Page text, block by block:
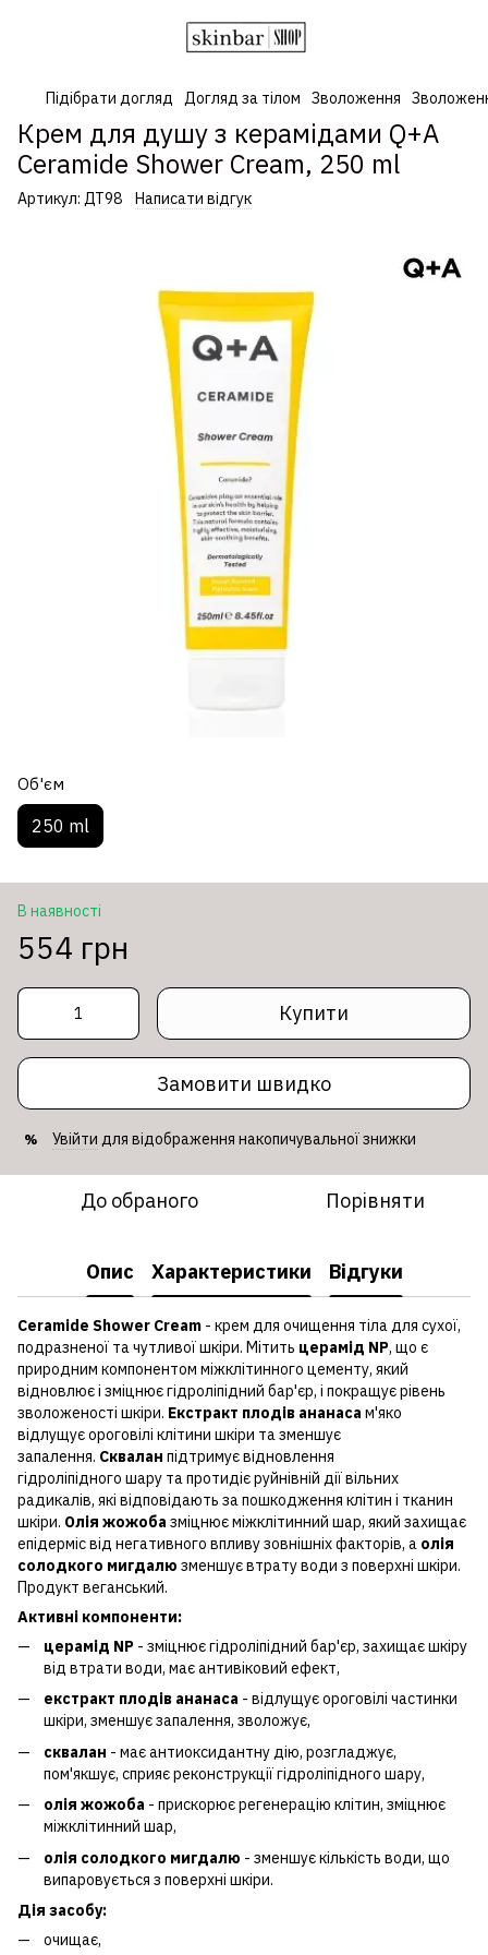
Підібрати догляд Догляд за тілом Зволоження
Крем для душу з керамідами Q+A
Ceramide Shower Cream, 250 ml
Артикул: ДТ98 Написати відгук
Об'єм
250 ml
В наявності
554 грн
Купити
Замовити швидко
% Увійти для відображення накопичувальної знижки
До обраного Порівняти
Опис Характеристики Відгуки
Ceramide Shower Cream - крем для очищення тіла для сухої,
подразненої та чутливої шкіри. Мітить церамід NP, що є
природним компонентом міжклітинного цементу, який
відновлює і зміцнює гідроліпідний бар'єр, і покращує рівень
зволоженості шкіри. Екстракт плодів ананаса м'яко
відлущує ороговілі клітини шкіри та зменшує
запалення. Сквалан підтримує відновлення
гідроліпідного шару та протидіє руйнівній дії вільних
радикалів, які відповідають за пошкодження клітин і тканин
шкіри. Олія жожоба зміцнює міжклітинний шар, який захищає
епідерміс від негативного впливу зовнішніх факторів, а олія
солодкого мигдалю зменшує втрату води з поверхні шкіри.
Продукт веганський.
Активні компоненти:
церамід NP - зміцнює гідроліпідний бар'єр, захищає шкіру
від втрати води, має антивіковий ефект,
екстракт плодів ананаса - відлущує ороговілі частинки
шкіри, зменшує запалення, зволожує,
сквалан - має антиоксидантну дію, розгладжує,
пом'якшує, сприяє реконструкції гідроліпідного шару,
олія жожоба - прискорює регенерацію клітин, зміцнює
міжклітинний шар,
олія солодкого мигдалю - зменшує кількість води, що
випаровується з поверхні шкіри.
Дія засобу:
очищає,